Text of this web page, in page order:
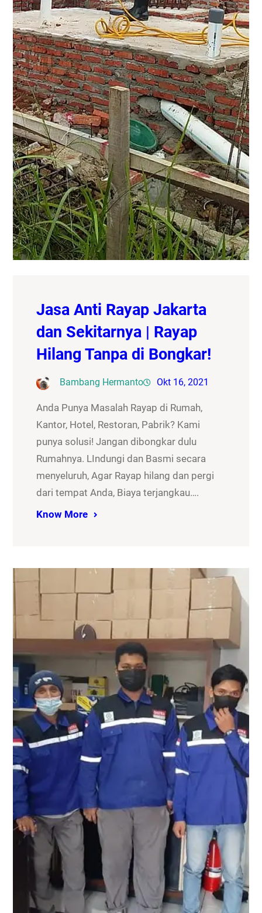
Jasa Anti Rayap Jakarta
dan Sekitarnya | Rayap
Hilang Tanpa di Bongkar!
Bambang Hermanto Okt 16, 2021
Anda Punya Masalah Rayap di Rumah,
Kantor, Hotel, Restoran, Pabrik? Kami
punya solusi! Jangan dibongkar dulu
Rumahnya. LIndungi dan Basmi secara
menyeluruh, Agar Rayap hilang dan pergi
dari tempat Anda, Biaya terjangkau….
Know More